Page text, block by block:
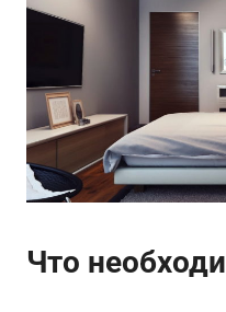
Что